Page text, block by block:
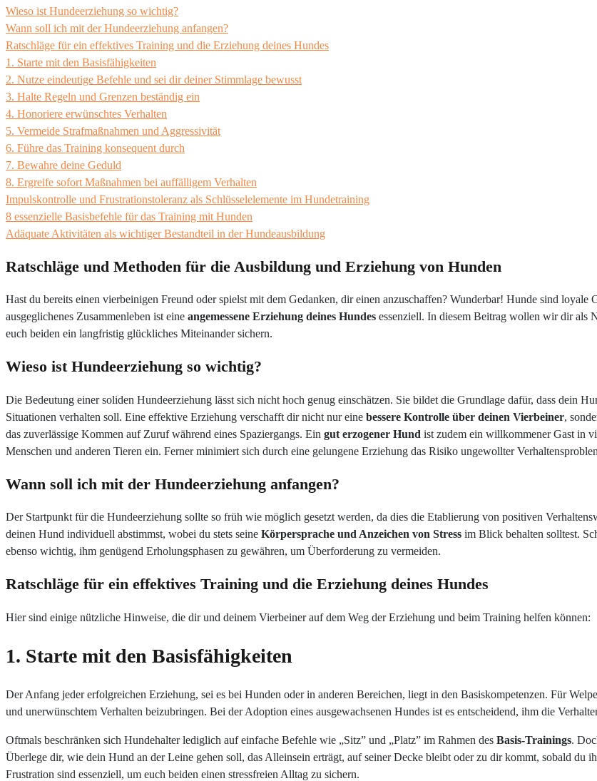
Wieso ist Hundeerziehung so wichtig?
Wann soll ich mit der Hundeerziehung anfangen?
Ratschläge für ein effektives Training und die Erziehung deines Hundes
1. Starte mit den Basisfähigkeiten
2. Nutze eindeutige Befehle und sei dir deiner Stimmlage bewusst
3. Halte Regeln und Grenzen beständig ein
4. Honoriere erwünschtes Verhalten
5. Vermeide Strafmaßnahmen und Aggressivität
6. Führe das Training konsequent durch
7. Bewahre deine Geduld
8. Ergreife sofort Maßnahmen bei auffälligem Verhalten
Impulskontrolle und Frustrationstoleranz als Schlüsselelemente im Hundetraining
8 essenzielle Basisbefehle für das Training mit Hunden
Adäquate Aktivitäten als wichtiger Bestandteil in der Hundeausbildung
Ratschläge und Methoden für die Ausbildung und Erziehung von Hunden
Hast du bereits einen vierbeinigen Freund oder spielst mit dem Gedanken, dir einen anzuschaffen? Wunderbar! Hunde sind
ausgeglichenes Zusammenleben ist eine angemessene Erziehung deines Hundes essenziell. In diesem Beitrag wollen wir dir als
euch beiden ein langfristig glückliches Miteinander sichern.
Wieso ist Hundeerziehung so wichtig?
Die Bedeutung einer soliden Hundeerziehung lässt sich nicht hoch genug einschätzen. Sie bildet die Grundlage dafür, dass dein
Situationen verhalten soll. Eine effektive Erziehung verschafft dir nicht nur eine bessere Kontrolle über deinen Vierbeiner,
das zuverlässige Kommen auf Zuruf während eines Spaziergangs. Ein gut erzogener Hund ist zudem ein willkommener Gast in
Menschen und anderen Tieren ein. Ferner minimiert sich durch eine gelungene Erziehung das Risiko ungewollter
Wann soll ich mit der Hundeerziehung anfangen?
Der Startpunkt für die Hundeerziehung sollte so früh wie möglich gesetzt werden, da dies die Etablierung von positiven
deinen Hund individuell abstimmst, wobei du stets seine Körpersprache und Anzeichen von Stress im Blick behalten solltest.
ebenso wichtig, ihm genügend Erholungsphasen zu gewähren, um Überforderung zu vermeiden.
Ratschläge für ein effektives Training und die Erziehung deines Hundes
Hier sind einige nützliche Hinweise, die dir und deinem Vierbeiner auf dem Weg der Erziehung und beim Training helfen können:
1. Starte mit den Basisfähigkeiten
Der Anfang jeder erfolgreichen Erziehung, sei es bei Hunden oder in anderen Bereichen, liegt in den Basiskompetenzen. Für
und unerwünschtem Verhalten beizubringen. Bei der Adoption eines ausgewachsenen Hundes ist es entscheidend, ihm die
Oftmals beschränken sich Hundehalter lediglich auf einfache Befehle wie „Sitz” und „Platz” im Rahmen des Basis-Trainings.
Überlege dir, wie dein Hund an der Leine gehen soll, das Alleinsein erträgt, auf seiner Decke bleibt oder zu dir kommt, sobald
Frustration sind essenziell, um euch beiden einen stressfreien Alltag zu sichern.